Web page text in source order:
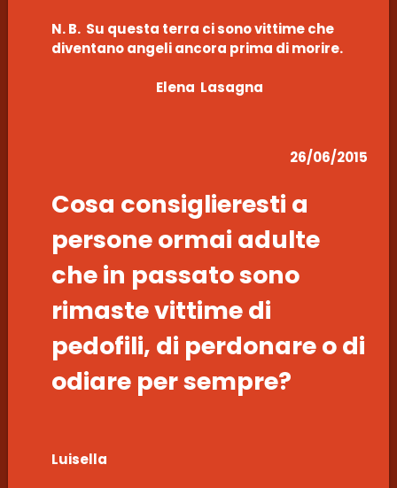
N. B. Su questa terra ci sono vittime che
diventano angeli ancora prima di morire.
Elena Lasagna
26/06/2015
Cosa consiglieresti a
persone ormai adulte
che in passato sono
rimaste vittime di
pedofili, di perdonare o di
odiare per sempre?
Luisella